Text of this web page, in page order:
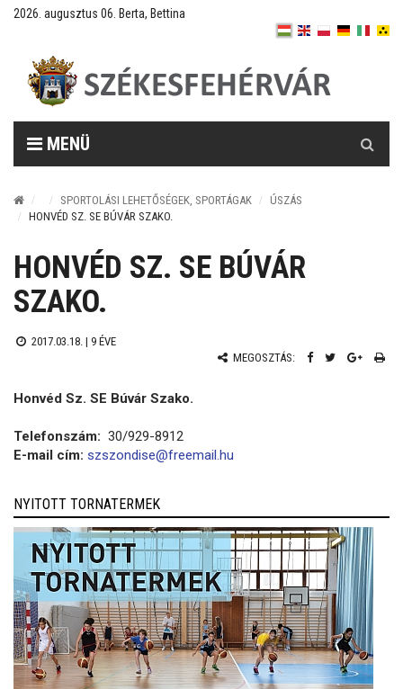
2026. augusztus 06. Berta, Bettina
MENÜ
SPORTOLÁSI LEHETŐSÉGEK, SPORTÁGAK
ÚSZÁS
HONVÉD SZ. SE BÚVÁR SZAKO.
HONVÉD SZ. SE BÚVÁR
SZAKO.
2017.03.18. | 9 ÉVE
MEGOSZTÁS:
Honvéd Sz. SE Búvár Szako.
Telefonszám: 30/929-8912
E-mail cím: szszondise@freemail.hu
NYITOTT TORNATERMEK